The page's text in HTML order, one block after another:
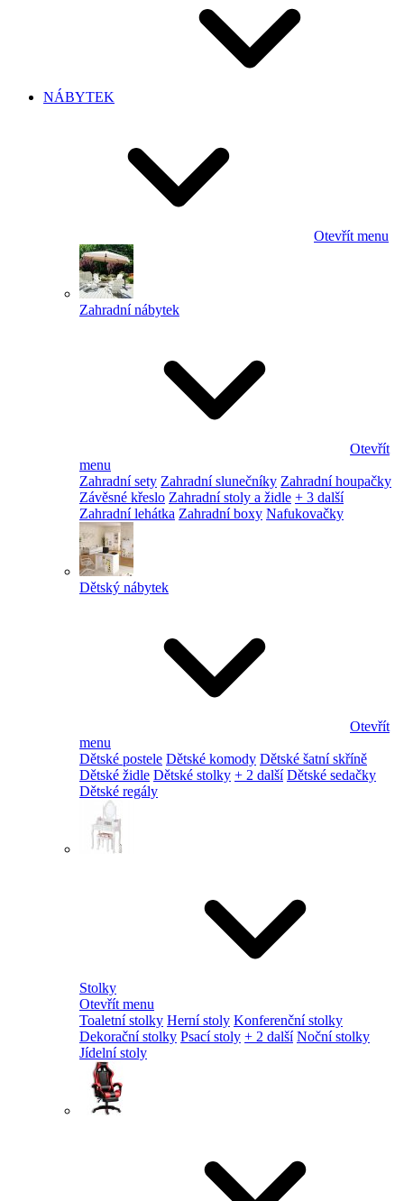
NÁBYTEK
Otevřít menu
Zahradní nábytek
Otevřít
menu
Zahradní sety Zahradní slunečníky Zahradní houpačky
Závěsné křeslo Zahradní stoly a židle + 3 další
Zahradní lehátka Zahradní boxy Nafukovačky
Dětský nábytek
Otevřít
menu
Dětské postele Dětské komody Dětské šatní skříně
Dětské židle Dětské stolky + 2 další Dětské sedačky
Dětské regály
Stolky
Otevřít menu
Toaletní stolky Herní stoly Konferenční stolky
Dekorační stolky Psací stoly + 2 další Noční stolky
Jídelní stoly